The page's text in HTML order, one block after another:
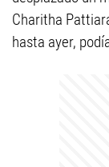
Charitha
hasta ayer,